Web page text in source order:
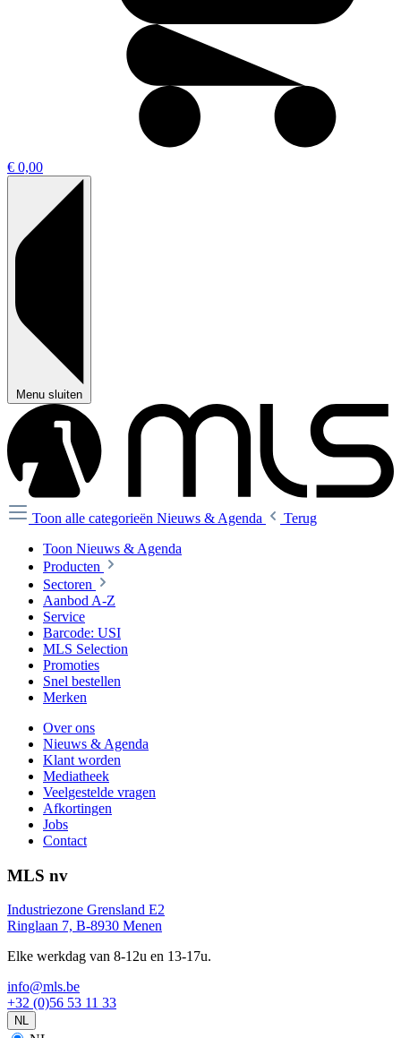
€ 0,00
Menu sluiten
Toon alle categorieën Nieuws & Agenda
Terug
Toon Nieuws & Agenda
Producten
Sectoren
Aanbod A-Z
Service
Barcode: USI
MLS Selection
Promoties
Snel bestellen
Merken
Over ons
Nieuws & Agenda
Klant worden
Mediatheek
Veelgestelde vragen
Afkortingen
Jobs
Contact
MLS nv
Industriezone Grensland E2
Ringlaan 7, B-8930 Menen
Elke werkdag van 8-12u en 13-17u.
info@mls.be
+32 (0)56 53 11 33
NL